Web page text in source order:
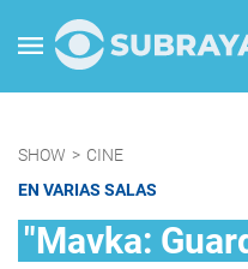
SHOW > CINE
EN VARIAS SALAS
"Mavka: